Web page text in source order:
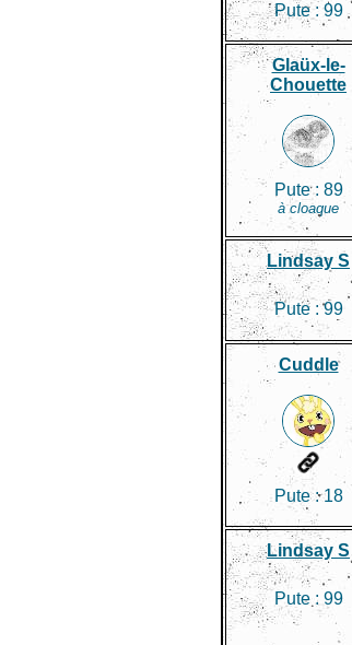
Pute :99
Glaüx-le-
Chouette
Pute : 89
à cloaque
Lindsay S
Pute :99
Cuddle
Pute :18
Lindsay S
Pute : 99